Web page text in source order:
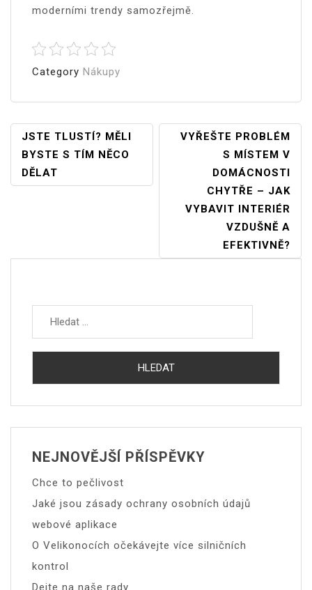
moderními trendy samozřejmě.
Category Nákupy
Navigace
Pro
Příspěvek
JSTE TLUSTÍ? MĚLI
BYSTE S TÍM NĚCO
DĚLAT
VYŘEŠTE PROBLÉM
S MÍSTEM V
DOMÁCNOSTI
CHYTŘE – JAK
VYBAVIT INTERIÉR
VZDUŠNĚ A
EFEKTIVNĚ?
NEJNOVĚJŠÍ PŘÍSPĚVKY
Chce to pečlivost
Jaké jsou zásady ochrany osobních údajů
webové aplikace
O Velikonocích očekávejte více silničních
kontrol
Dejte na naše rady